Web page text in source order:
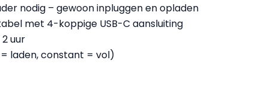
nodig – gewoon inpluggen en opladen
met 4-koppige USB-C aansluiting
uur
laden, constant = vol)